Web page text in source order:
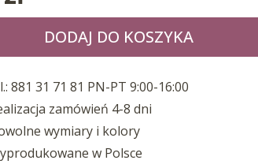
DODAJ DO KOSZYKA
881 31 71 81 PN-PT 9:00-16:00
zamówień 4-8 dni
wymiary i kolory
w Polsce